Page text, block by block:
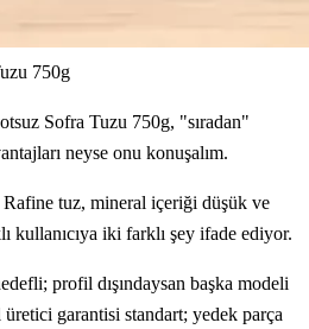
750g
Sofra Tuzu 750g, "sıradan"
neyse onu konuşalım.
tuz, mineral içeriği düşük ve
kullanıcıya iki farklı şey ifade ediyor.
profil dışındaysan başka modeli
garantisi standart; yedek parça